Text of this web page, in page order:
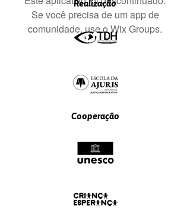
Se você precisa de um app de
comunidade, use o Wix Groups.
Realização
Cooperação